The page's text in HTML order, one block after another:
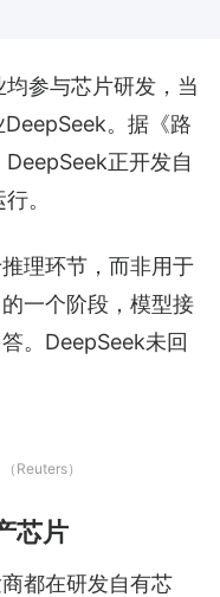
参与芯片研发，当
。据《路
正开发自
。
理环节，而非用于
一个阶段，模型接
。DeepSeek未回
Reuters）
芯片
都在研发自有芯